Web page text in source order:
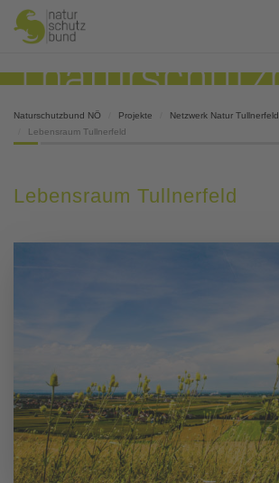
Naturschutzbund NÖ Projekte
Netzwerk Natur Tullnerfeld
Lebensraum Tullnerfeld
Lebensraum Tullnerfeld